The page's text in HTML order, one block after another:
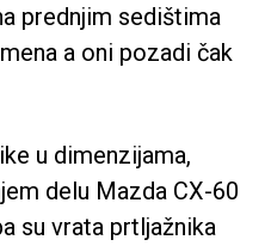
prednjim sedištima
a oni pozadi čak
u dimenzijama,
delu Mazda CX-60
su vrata prtljažnika